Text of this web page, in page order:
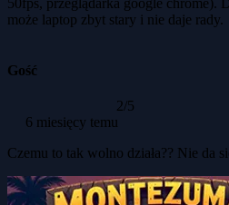
50fps, przeglądarka google chrome).
może laptop zbyt stary i nie daje rady.
Gość
2/5
6 miesięcy temu
Czemu to tak wolno działa?? Nie da